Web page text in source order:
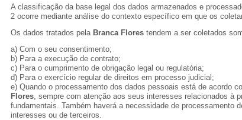
A classificação da base legal dos dados armazenados e
2 ocorre mediante análise do contexto específico em que os
Os dados tratados pela Branca Flores tendem a ser coletados
a) Com o seu consentimento;
b) Para a execução de contrato;
c) Para o cumprimento de obrigação legal ou regulatória;
d) Para o exercício regular de direitos em processo judicial;
e) Quando o processamento dos dados pessoais está de acordo
Flores, sempre com atenção aos seus interesses relacionados à
fundamentais. Também haverá a necessidade de processamento
interesses ou de terceiros.